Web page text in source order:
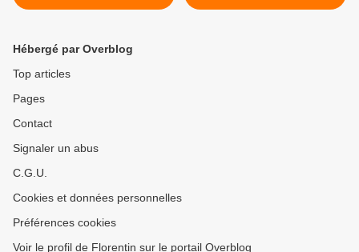
Hébergé par Overblog
Top articles
Pages
Contact
Signaler un abus
C.G.U.
Cookies et données personnelles
Préférences cookies
Voir le profil de Florentin sur le portail Overblog